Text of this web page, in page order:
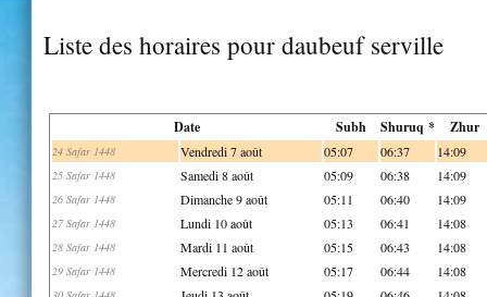
Liste des horaires pour daubeuf serville
Date Subh Shuruq * Zhur
24 Safar 1448 Vendredi 7 août 05:07 06:37 14:09
25 Safar 1448 Samedi 8 août 05:09 06:38 14:09
26 Safar 1448 Dimanche 9 août 05:11 06:40 14:09
27 Safar 1448 Lundi 10 août 05:13 06:41 14:08
28 Safar 1448 Mardi 11 août 05:15 06:43 14:08
29 Safar 1448 Mercredi 12 août 05:17 06:44 14:08